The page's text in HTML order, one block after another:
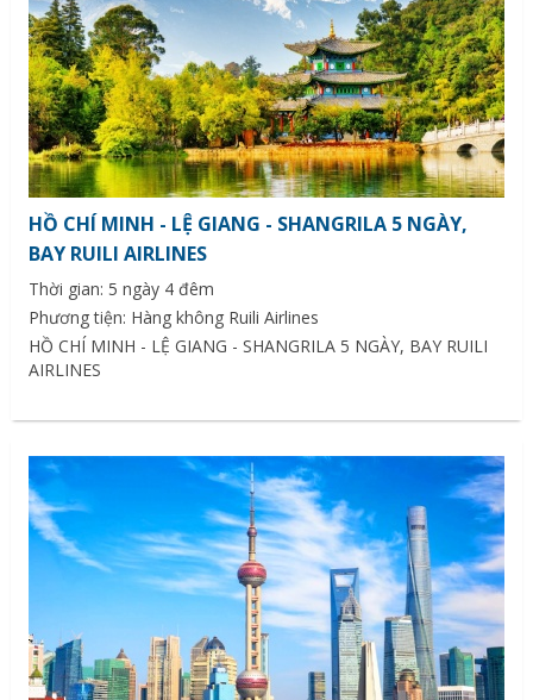
HỒ CHÍ MINH - LỆ GIANG - SHANGRILA 5 NGÀY,
BAY RUILI AIRLINES
Thời gian: 5 ngày 4 đêm
Phương tiện: Hàng không Ruili Airlines
HỒ CHÍ MINH - LỆ GIANG - SHANGRILA 5 NGÀY, BAY RUILI
AIRLINES